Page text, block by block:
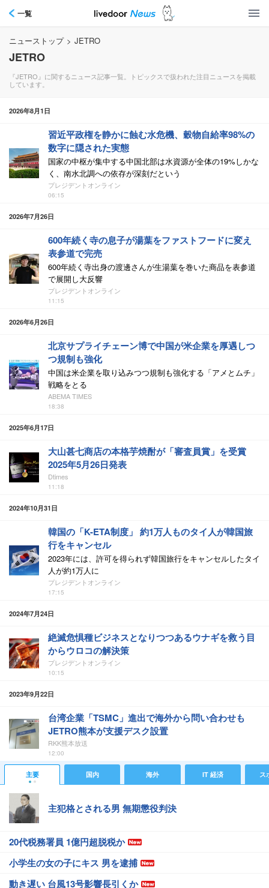
一覧
ニューストップ > JETRO
JETRO
『JETRO』に関するニュース記事一覧。トピックスで扱われた注目ニュースを掲載
しています。
2026年8月1日
習近平政権を静かに蝕む水危機、穀物自給率98%の
数字に隠された実態
国家の中枢が集中する中国北部は水資源が全体の19%しかな
く、南水北調への依存が深刻だという
プレジデントオンライン
06:15
2026年7月26日
600年続く寺の息子が湯葉をファストフードに変え
表参道で完売
600年続く寺出身の渡邊さんが生湯葉を巻いた商品を表参道
で展開し大反響
プレジデントオンライン
11:15
2026年6月26日
北京サプライチェーン博で中国が米企業を厚遇しつ
つ規制も強化
中国は米企業を取り込みつつ規制も強化する「アメとムチ」
戦略をとる
ABEMA TIMES
18:38
2025年6月17日
大山甚七商店の本格芋焼酎が「審査員賞」を受賞
2025年5月26日発表
Dtimes
11:18
2024年10月31日
韓国の「K-ETA制度」 約1万人ものタイ人が韓国旅
行をキャンセル
2023年には、許可を得られず韓国旅行をキャンセルしたタイ
人が約1万人に
プレジデントオンライン
17:15
2024年7月24日
絶滅危惧種ビジネスとなりつつあるウナギを救う目
からウロコの解決策
プレジデントオンライン
10:15
2023年9月22日
台湾企業「TSMC」進出で海外から問い合わせも
JETRO熊本が支援デスク設置
RKK熊本放送
12:00
主要 国内 海外 IT 経済 ス
主犯格とされる男 無期懲役判決
20代税務署員 1億円超脱税か
小学生の女の子にキス 男を逮捕
動き遅い 台風13号影響長引くか